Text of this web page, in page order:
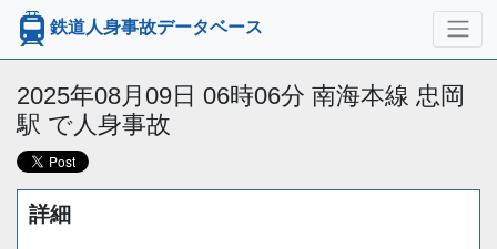
鉄道人身事故データベース
2025年08月09日 06時06分 南海本線 忠岡
駅 で人身事故
詳細